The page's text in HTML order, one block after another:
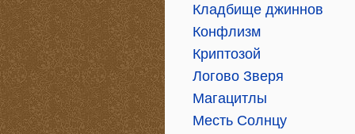
Кладбище джиннов
Конфлизм
Криптозой
Логово Зверя
Магацитлы
Месть Солнцу